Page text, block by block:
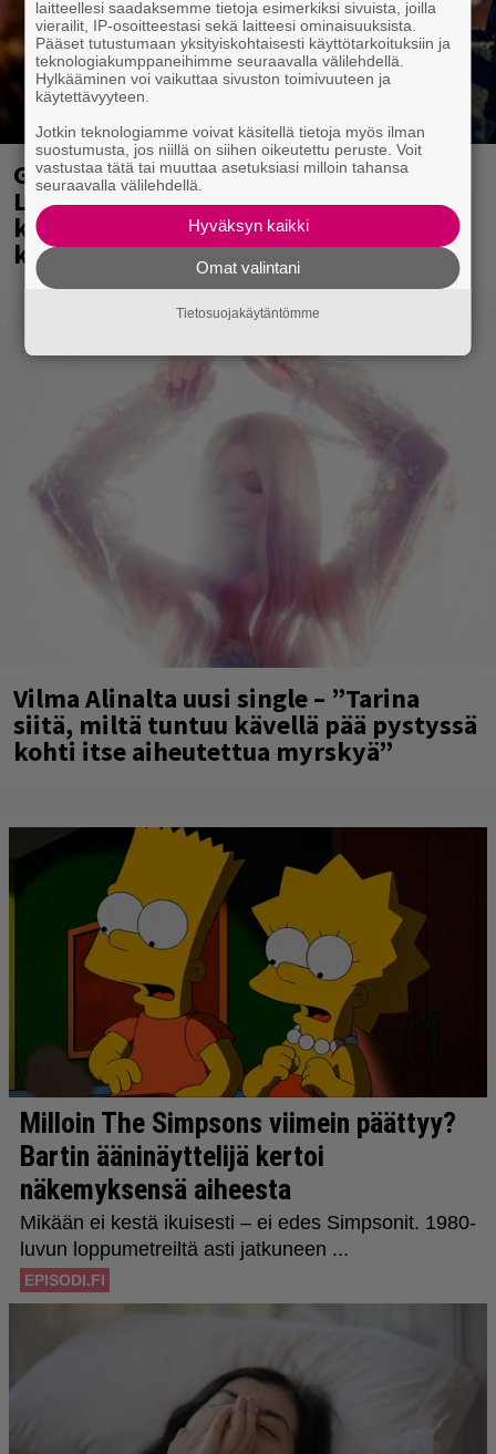
Glam rock -yhtye The Ark viihdytti
Logomon Terassikesässä Turussa –
katso kuvagalleria Ola Salosta ja
kumppaneista täältä
Vilma Alinalta uusi single – ”Tarina
siitä, miltä tuntuu kävellä pää pystyssä
kohti itse aiheutettua myrskyä”
laitteellesi saadaksemme tietoja esimerkiksi sivuista, joilla
vierailit, IP-osoitteestasi sekä laitteesi ominaisuuksista.
Pääset tutustumaan yksityiskohtaisesti käyttötarkoituksiin ja
teknologiakumppaneihimme seuraavalla välilehdellä.
Hylkääminen voi vaikuttaa sivuston toimivuuteen ja
käytettävyyteen.
Jotkin teknologiamme voivat käsitellä tietoja myös ilman
suostumusta, jos niillä on siihen oikeutettu peruste. Voit
vastustaa tätä tai muuttaa asetuksiasi milloin tahansa
seuraavalla välilehdellä.
Hyväksyn kaikki
Omat valintani
Tietosuojakäytäntömme